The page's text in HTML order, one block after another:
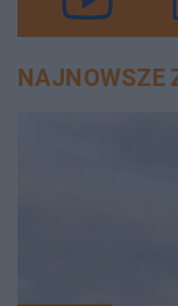
NAJNOWSZE